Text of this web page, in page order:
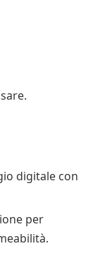
digitale con
per